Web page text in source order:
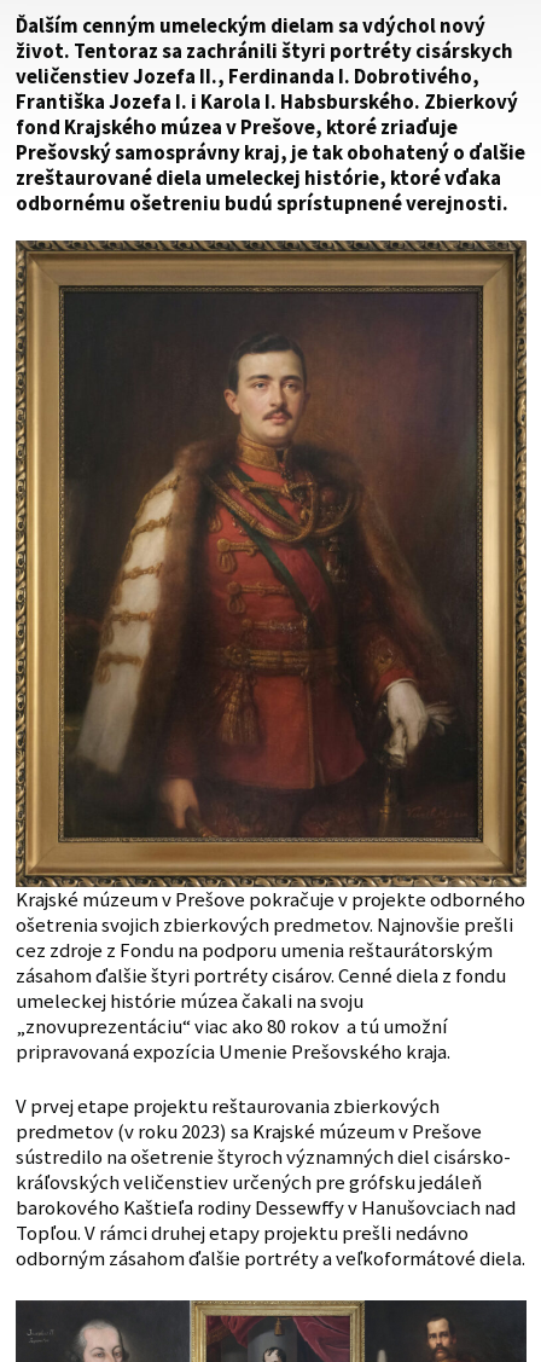
Ďalším cenným umeleckým dielam sa vdýchol nový
život. Tentoraz sa zachránili štyri portréty cisárskych
veličenstiev Jozefa II., Ferdinanda I. Dobrotivého,
Františka Jozefa I. i Karola I. Habsburského. Zbierkový
fond Krajského múzea v Prešove, ktoré zriaďuje
Prešovský samosprávny kraj, je tak obohatený o ďalšie
zreštaurované diela umeleckej histórie, ktoré vďaka
odbornému ošetreniu budú sprístupnené verejnosti.
Krajské múzeum v Prešove pokračuje v projekte odborného
ošetrenia svojich zbierkových predmetov. Najnovšie prešli
cez zdroje z Fondu na podporu umenia reštaurátorským
zásahom ďalšie štyri portréty cisárov. Cenné diela z fondu
umeleckej histórie múzea čakali na svoju
„znovuprezentáciu“ viac ako 80 rokov a tú umožní
pripravovaná expozícia Umenie Prešovského kraja.
V prvej etape projektu reštaurovania zbierkových
predmetov (v roku 2023) sa Krajské múzeum v Prešove
sústredilo na ošetrenie štyroch významných diel cisársko-
kráľovských veličenstiev určených pre grófsku jedáleň
barokového Kaštieľa rodiny Dessewffy v Hanušovciach nad
Topľou. V rámci druhej etapy projektu prešli nedávno
odborným zásahom ďalšie portréty a veľkoformátové diela.